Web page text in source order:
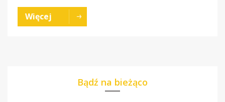
Więcej
Bądź na bieżąco